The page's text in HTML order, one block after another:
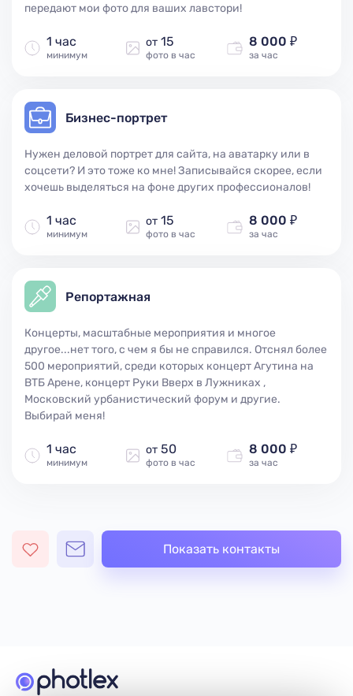
передают мои фото для ваших лавстори!
1 час
минимум
от15
фото в час
8 000 ₽
за час
Бизнес-портрет
Нужен деловой портрет для сайта, на аватарку или в
соцсети? И это тоже ко мне! Записывайся скорее, если
хочешь выделяться на фоне других профессионалов!
1 час
минимум
от15
фото в час
8 000 ₽
за час
Репортажная
Концерты, масштабные мероприятия и многое
другое...нет того, с чем я бы не справился. Отснял более
500 мероприятий, среди которых концерт Агутина на
ВТБ Арене, концерт Руки Вверх в Лужниках ,
Московский урбанистический форум и другие.
Выбирай меня!
1 час
минимум
от50
фото в час
8 000 ₽
за час
Показать контакты